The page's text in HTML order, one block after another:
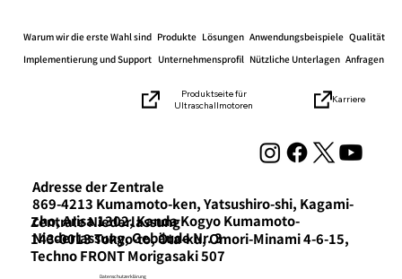
„Mechanical Elements Technology
Adresse der Zentrale
869-4213 Kumamoto-ken, Yatsushiro-shi, Kagami-
cho, Arisa 1302, Kanda Kogyo Kumamoto-
Niederlassung, Gebäude Nr. 3
​Zentrale Niederlassung
143-0013 Tokyo-to, Ota-ku, Omori-Minami 4-6-15,
Techno FRONT Morigasaki 507
Warum wir die erste Wahl sind Produkte Lösungen Anwendungsbeispiele Qualität
Implementierung und Support Unternehmensprofil Nützliche Unterlagen Anfragen
Produktseite für
Ultraschallmotoren
Karriere
Datenschutzerklärung